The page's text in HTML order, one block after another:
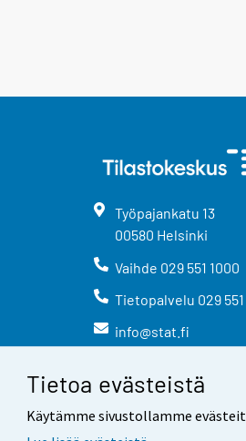
Tietoa evästeistä
Käytämme sivustollamme
Työpajankatu 13
00580 Helsinki
Vaihde 029 551 1000
Tietopalvelu 029
info@stat.fi